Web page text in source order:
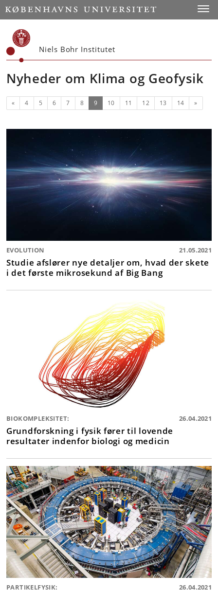
Start
Niels Bohr Institutet
Nyheder om Klima og Geofysik
Forrige
« 4 5 6 7 8 9(nuværende)
10 11 12 13 14 Næste
»
EVOLUTION 21.05.2021
Studie afslører nye detaljer om, hvad der skete
i det første mikrosekund af Big Bang
BIOKOMPLEKSITET: 26.04.2021
Grundforskning i fysik fører til lovende
resultater indenfor biologi og medicin
PARTIKELFYSIK: 26.04.2021